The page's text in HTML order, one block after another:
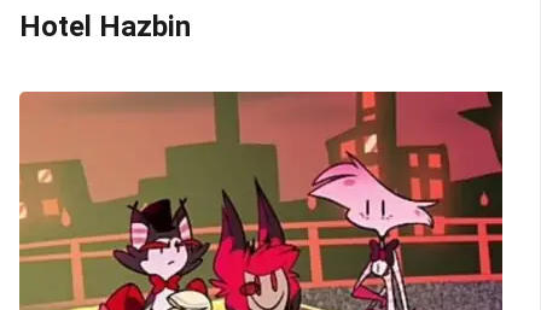
Hotel Hazbin